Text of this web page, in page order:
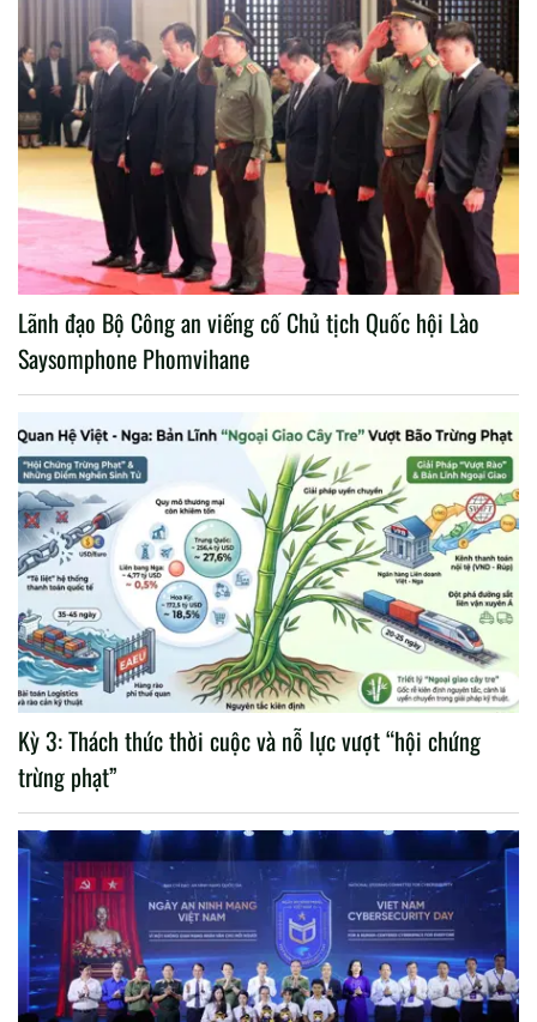
Lãnh đạo Bộ Công an viếng cố Chủ tịch Quốc hội Lào
Saysomphone Phomvihane
Kỳ 3: Thách thức thời cuộc và nỗ lực vượt “hội chứng
trừng phạt”